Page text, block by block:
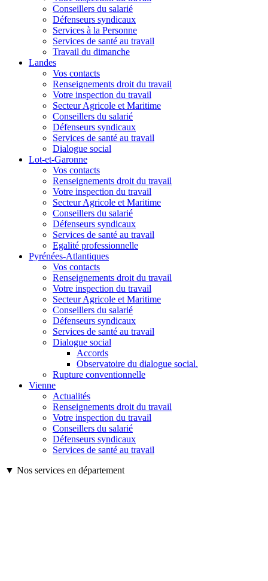
Conseillers du salarié
Défenseurs syndicaux
Services à la Personne
Services de santé au travail
Travail du dimanche
Landes
Vos contacts
Renseignements droit du travail
Votre inspection du travail
Secteur Agricole et Maritime
Conseillers du salarié
Défenseurs syndicaux
Services de santé au travail
Dialogue social
Lot-et-Garonne
Vos contacts
Renseignements droit du travail
Votre inspection du travail
Secteur Agricole et Maritime
Conseillers du salarié
Défenseurs syndicaux
Services de santé au travail
Egalité professionnelle
Pyrénées-Atlantiques
Vos contacts
Renseignements droit du travail
Votre inspection du travail
Secteur Agricole et Maritime
Conseillers du salarié
Défenseurs syndicaux
Services de santé au travail
Dialogue social
Accords
Observatoire du dialogue social.
Rupture conventionnelle
Vienne
Actualités
Renseignements droit du travail
Votre inspection du travail
Conseillers du salarié
Défenseurs syndicaux
Services de santé au travail
▼ Nos services en département